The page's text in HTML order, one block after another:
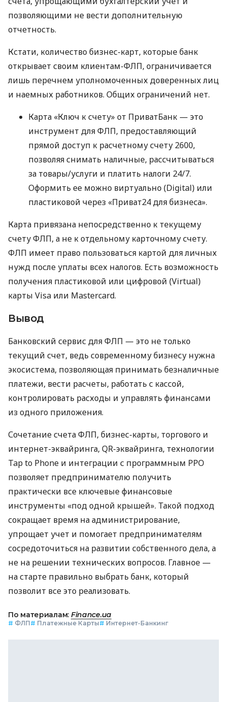
позволяющими не вести дополнительную
отчетность.
Кстати, количество бизнес-карт, которые банк
открывает своим клиентам-ФЛП, ограничивается
лишь перечнем уполномоченных доверенных лиц
и наемных работников. Общих ограничений нет.
Карта «Ключ к счету» от ПриватБанк — это
инструмент для ФЛП, предоставляющий
прямой доступ к расчетному счету 2600,
позволяя снимать наличные, рассчитываться
за товары/услуги и платить налоги 24/7.
Оформить ее можно виртуально (Digital) или
пластиковой через «Приват24 для бизнеса».
Карта привязана непосредственно к текущему
счету ФЛП, а не к отдельному карточному счету.
ФЛП имеет право пользоваться картой для личных
нужд после уплаты всех налогов. Есть возможность
получения пластиковой или цифровой (Virtual)
карты Visa или Mastercard.
Вывод
Банковский сервис для ФЛП — это не только
текущий счет, ведь современному бизнесу нужна
экосистема, позволяющая принимать безналичные
платежи, вести расчеты, работать с кассой,
контролировать расходы и управлять финансами
из одного приложения.
Сочетание счета ФЛП, бизнес-карты, торгового и
интернет-эквайринга, QR-эквайринга, технологии
Tap to Phone и интеграции с программным РРО
позволяет предпринимателю получить
практически все ключевые финансовые
инструменты «под одной крышей». Такой подход
сокращает время на администрирование,
упрощает учет и помогает предпринимателям
сосредоточиться на развитии собственного дела, а
не на решении технических вопросов. Главное —
на старте правильно выбрать банк, который
позволит все это реализовать.
По материалам: Finance.ua
# ФЛП# Платежные Карты# Интернет-Банкинг